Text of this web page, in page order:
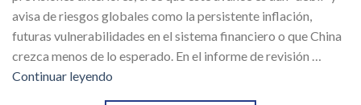
avisa de riesgos globales como la persistente inflación,
futuras vulnerabilidades en el sistema financiero o que China
crezca menos de lo esperado. En el informe de revisión …
Continuar leyendo